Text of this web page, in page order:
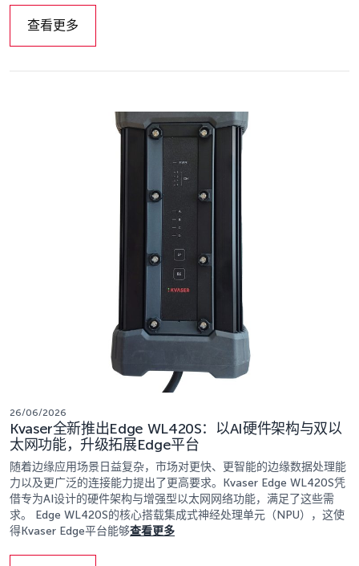
查看更多
26/06/2026
Kvaser全新推出Edge WL420S：以AI硬件架构与双以
太网功能，升级拓展Edge平台
随着边缘应用场景日益复杂，市场对更快、更智能的边缘数据处理能
力以及更广泛的连接能力提出了更高要求。Kvaser Edge WL420S凭
借专为AI设计的硬件架构与增强型以太网网络功能，满足了这些需
求。 Edge WL420S的核心搭载集成式神经处理单元（NPU），这使
得Kvaser Edge平台能够查看更多